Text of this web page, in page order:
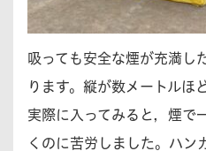
吸っても安全な煙が充満し
ります。縦が数メートルほ
実際に入ってみると，煙で
くのに苦労しました。ハン